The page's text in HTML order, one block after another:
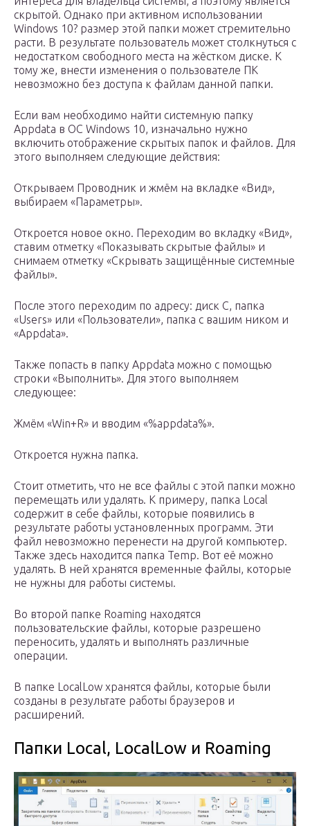
скрытой. Однако при активном использовании
Windows 10? размер этой папки может стремительно
расти. В результате пользователь может столкнуться с
недостатком свободного места на жёстком диске. К
тому же, внести изменения о пользователе ПК
невозможно без доступа к файлам данной папки.
Если вам необходимо найти системную папку
Appdata в ОС Windows 10, изначально нужно
включить отображение скрытых папок и файлов. Для
этого выполняем следующие действия:
Открываем Проводник и жмём на вкладке «Вид»,
выбираем «Параметры».
Откроется новое окно. Переходим во вкладку «Вид»,
ставим отметку «Показывать скрытые файлы» и
снимаем отметку «Скрывать защищённые системные
файлы».
После этого переходим по адресу: диск С, папка
«Users» или «Пользователи», папка с вашим ником и
«Appdata».
Также попасть в папку Appdata можно с помощью
строки «Выполнить». Для этого выполняем
следующее:
Жмём «Win+R» и вводим «%appdata%».
Откроется нужна папка.
Стоит отметить, что не все файлы с этой папки можно
перемещать или удалять. К примеру, папка Local
содержит в себе файлы, которые появились в
результате работы установленных программ. Эти
файл невозможно перенести на другой компьютер.
Также здесь находится папка Temp. Вот её можно
удалять. В ней хранятся временные файлы, которые
не нужны для работы системы.
Во второй папке Roaming находятся
пользовательские файлы, которые разрешено
переносить, удалять и выполнять различные
операции.
В папке LocalLow хранятся файлы, которые были
созданы в результате работы браузеров и
расширений.
Папки Local, LocalLow и Roaming